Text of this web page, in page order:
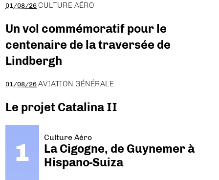
01/08/26 CULTURE AÉRO
Un vol commémoratif pour le
centenaire de la traversée de
Lindbergh
01/08/26 AVIATION GÉNÉRALE
Le projet Catalina II
Culture Aéro
La Cigogne, de Guynemer à
Hispano-Suiza